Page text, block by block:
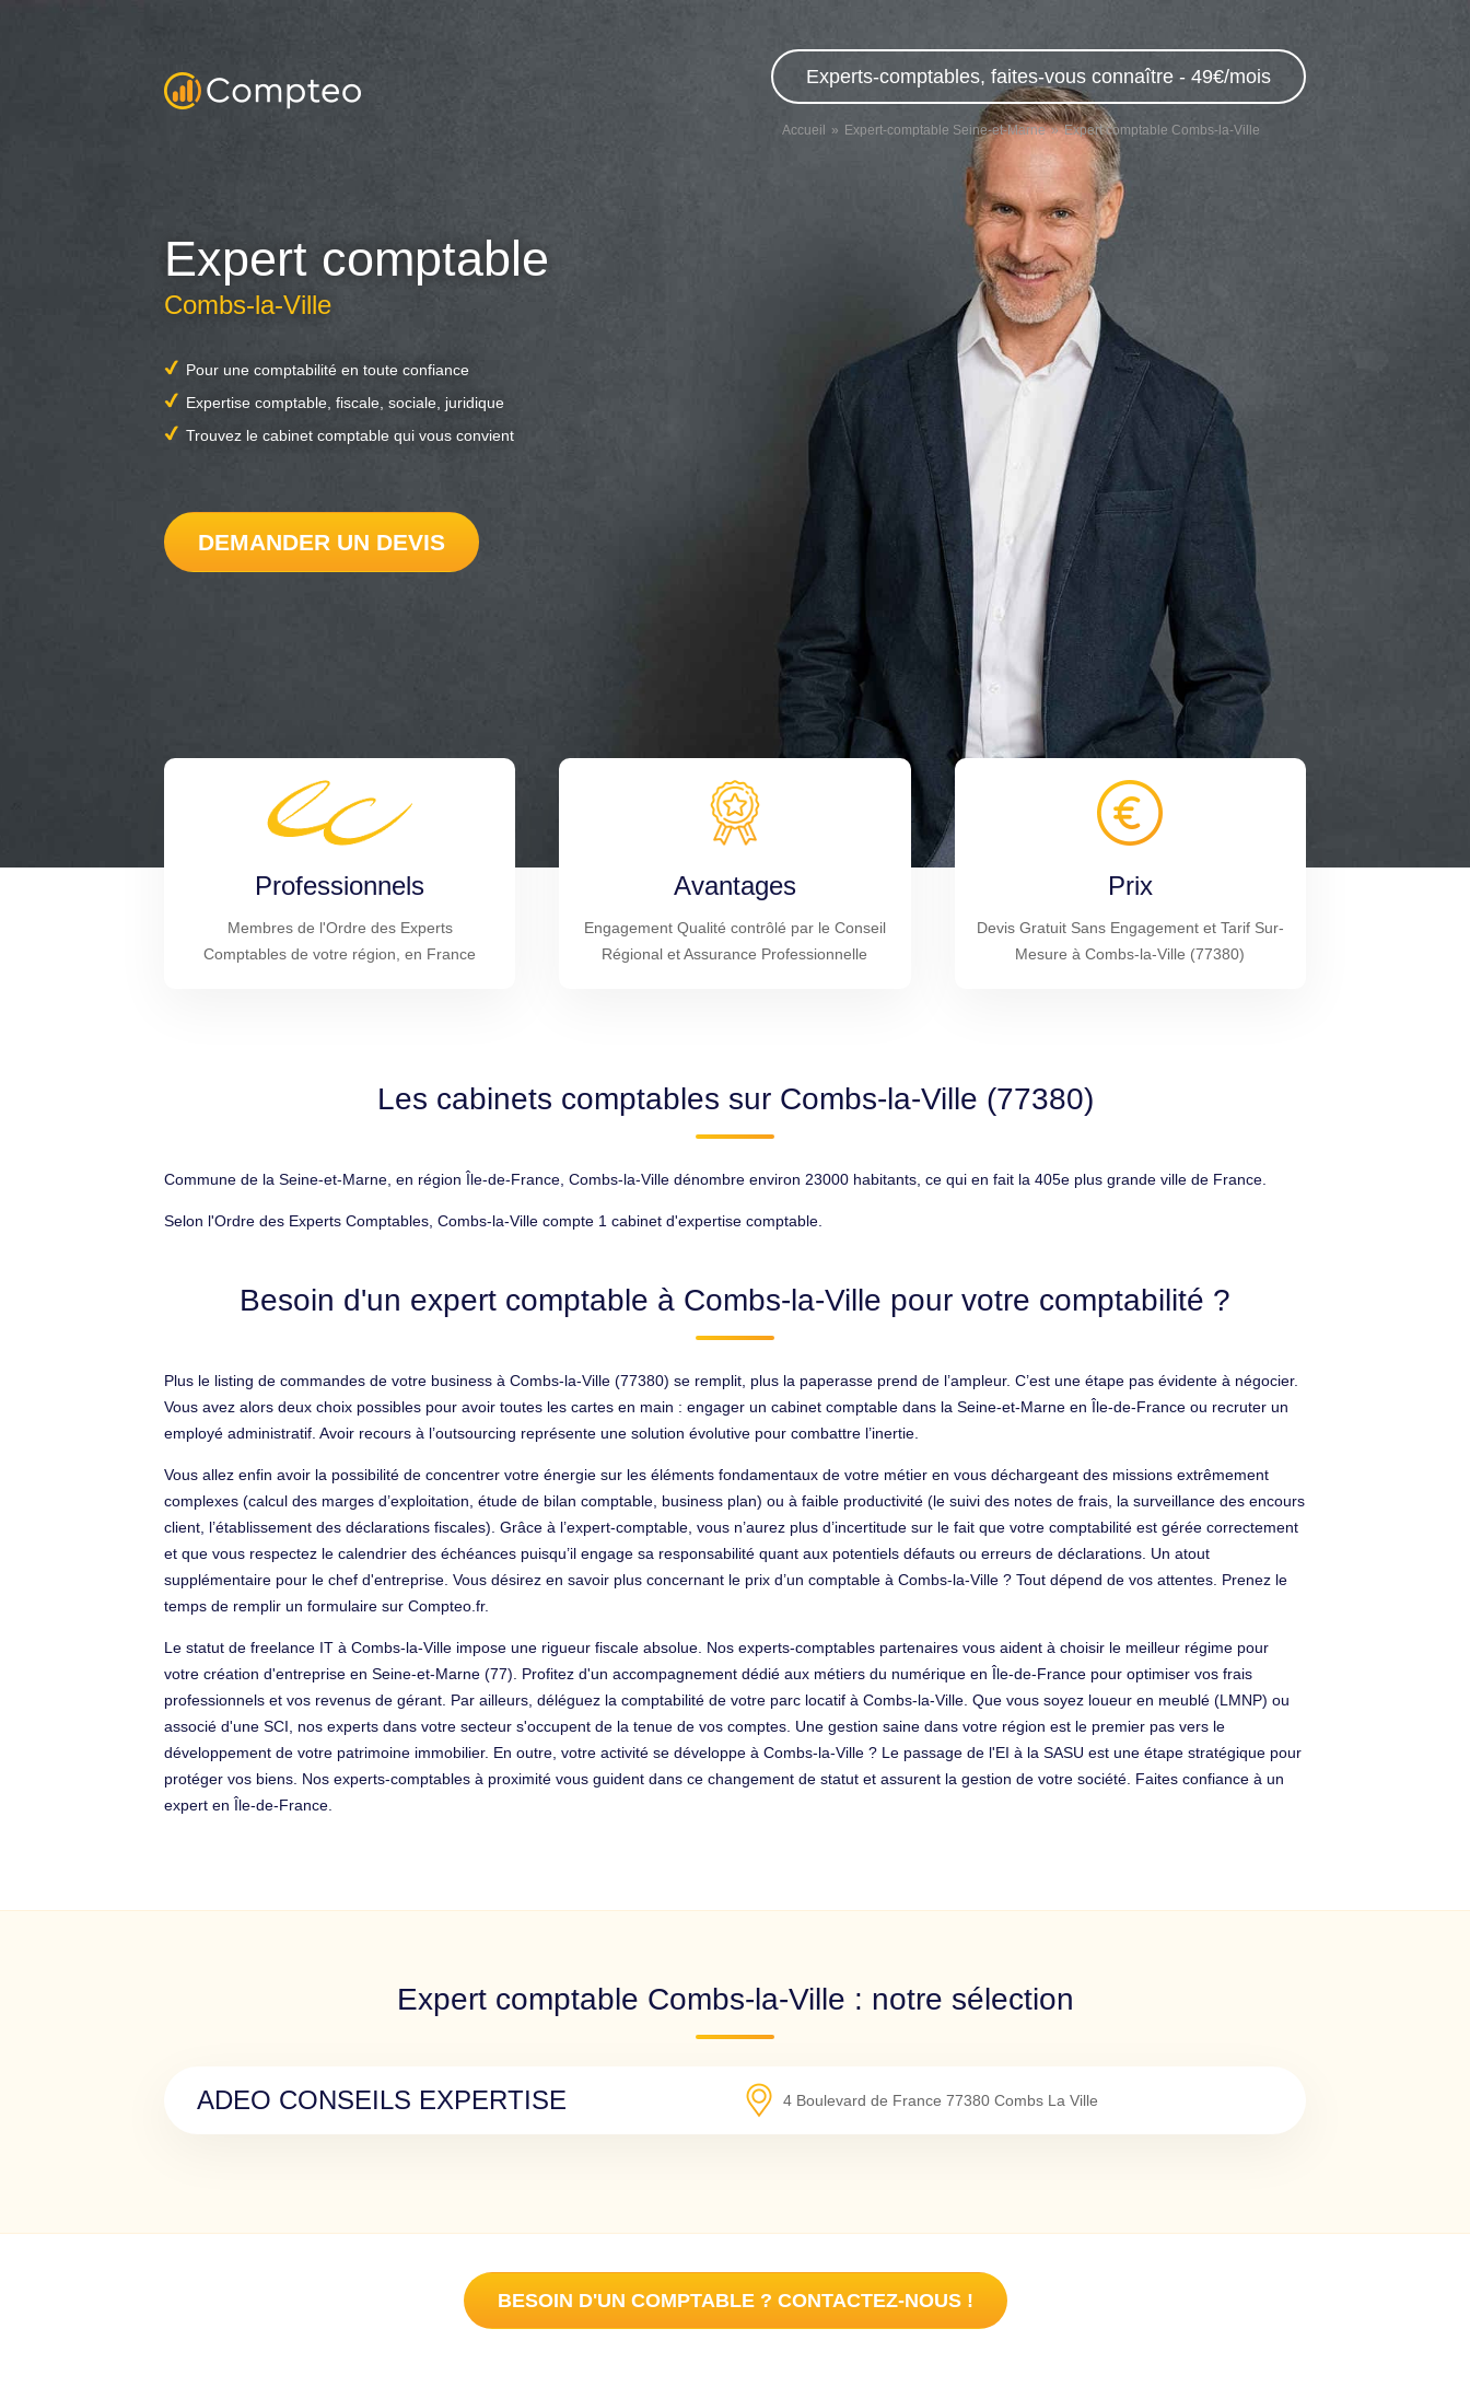
Experts-comptables, faites-vous connaître - 49€/mois
Accueil Expert-comptable Seine-et-Marne Expert comptable Combs-la-Ville
Expert comptable
Combs-la-Ville
Pour une comptabilité en toute confiance
Expertise comptable, fiscale, sociale, juridique
Trouvez le cabinet comptable qui vous convient
DEMANDER UN DEVIS
Professionnels
Membres de l'Ordre des Experts
Comptables de votre région, en France
Avantages
Engagement Qualité contrôlé par le Conseil
Régional et Assurance Professionnelle
Prix
Devis Gratuit Sans Engagement et Tarif Sur-
Mesure à Combs-la-Ville (77380)
Les cabinets comptables sur Combs-la-Ville (77380)
Commune de la Seine-et-Marne, en région Île-de-France, Combs-la-Ville dénombre environ 23000 habitants, ce qui en fait la 405e plus grande ville de France.
Selon l'Ordre des Experts Comptables, Combs-la-Ville compte 1 cabinet d'expertise comptable.
Besoin d'un expert comptable à Combs-la-Ville pour votre comptabilité ?
Plus le listing de commandes de votre business à Combs-la-Ville (77380) se remplit, plus la paperasse prend de l’ampleur. C’est une étape pas évidente à négocier.
Vous avez alors deux choix possibles pour avoir toutes les cartes en main : engager un cabinet comptable dans la Seine-et-Marne en Île-de-France ou recruter un
employé administratif. Avoir recours à l’outsourcing représente une solution évolutive pour combattre l’inertie.
Vous allez enfin avoir la possibilité de concentrer votre énergie sur les éléments fondamentaux de votre métier en vous déchargeant des missions extrêmement
complexes (calcul des marges d’exploitation, étude de bilan comptable, business plan) ou à faible productivité (le suivi des notes de frais, la surveillance des encours
client, l’établissement des déclarations fiscales). Grâce à l’expert-comptable, vous n’aurez plus d’incertitude sur le fait que votre comptabilité est gérée correctement
et que vous respectez le calendrier des échéances puisqu’il engage sa responsabilité quant aux potentiels défauts ou erreurs de déclarations. Un atout
supplémentaire pour le chef d'entreprise. Vous désirez en savoir plus concernant le prix d’un comptable à Combs-la-Ville ? Tout dépend de vos attentes. Prenez le
temps de remplir un formulaire sur Compteo.fr.
Le statut de freelance IT à Combs-la-Ville impose une rigueur fiscale absolue. Nos experts-comptables partenaires vous aident à choisir le meilleur régime pour
votre création d'entreprise en Seine-et-Marne (77). Profitez d'un accompagnement dédié aux métiers du numérique en Île-de-France pour optimiser vos frais
professionnels et vos revenus de gérant. Par ailleurs, déléguez la comptabilité de votre parc locatif à Combs-la-Ville. Que vous soyez loueur en meublé (LMNP) ou
associé d'une SCI, nos experts dans votre secteur s'occupent de la tenue de vos comptes. Une gestion saine dans votre région est le premier pas vers le
développement de votre patrimoine immobilier. En outre, votre activité se développe à Combs-la-Ville ? Le passage de l'EI à la SASU est une étape stratégique pour
protéger vos biens. Nos experts-comptables à proximité vous guident dans ce changement de statut et assurent la gestion de votre société. Faites confiance à un
expert en Île-de-France.
Expert comptable Combs-la-Ville : notre sélection
ADEO CONSEILS EXPERTISE 4 Boulevard de France 77380 Combs La Ville
BESOIN D'UN COMPTABLE ? CONTACTEZ-NOUS !